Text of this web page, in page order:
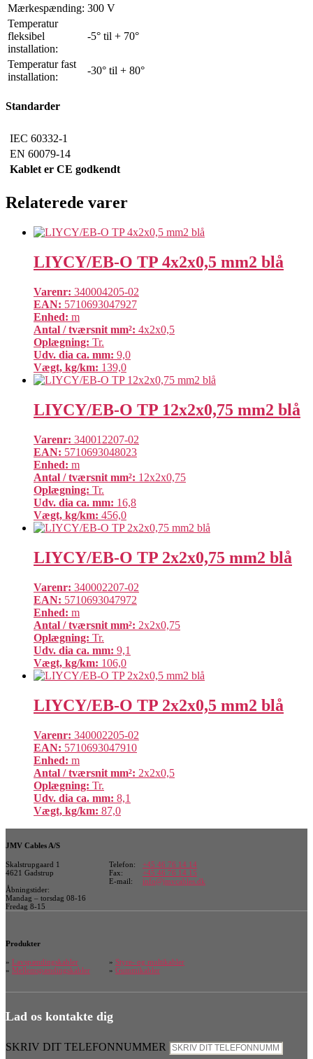
Mærkespænding: 300 V
Temperatur
fleksibel
installation:
-5° til + 70°
Temperatur fast
installation:
-30° til + 80°
Standarder
IEC 60332-1
EN 60079-14
Kablet er CE godkendt
Relaterede varer
LIYCY/EB-O TP 4x2x0,5 mm2 blå
Varenr: 340004205-02
EAN: 5710693047927
Enhed: m
Antal / tværsnit mm²: 4x2x0,5
Oplægning: Tr.
Udv. dia ca. mm: 9,0
Vægt, kg/km: 139,0
LIYCY/EB-O TP 12x2x0,75 mm2 blå
Varenr: 340012207-02
EAN: 5710693048023
Enhed: m
Antal / tværsnit mm²: 12x2x0,75
Oplægning: Tr.
Udv. dia ca. mm: 16,8
Vægt, kg/km: 456,0
LIYCY/EB-O TP 2x2x0,75 mm2 blå
Varenr: 340002207-02
EAN: 5710693047972
Enhed: m
Antal / tværsnit mm²: 2x2x0,75
Oplægning: Tr.
Udv. dia ca. mm: 9,1
Vægt, kg/km: 106,0
LIYCY/EB-O TP 2x2x0,5 mm2 blå
Varenr: 340002205-02
EAN: 5710693047910
Enhed: m
Antal / tværsnit mm²: 2x2x0,5
Oplægning: Tr.
Udv. dia ca. mm: 8,1
Vægt, kg/km: 87,0
JMV Cables A/S
Skalstrupgaard 1
4621 Gadstrup
Telefon:
Fax:
E-mail:
+45 46 76 14 14
+45 46 76 14 15
info@jmvcables.dk
Åbningstider:
Mandag – torsdag 08-16
Fredag 8-15
Produkter
» Lavspændingskabler
» Mellemspændingskabler
» Styre- og multikabler
» Gummikabler
Lad os kontakte dig
SKRIV DIT TELEFONNUMMER